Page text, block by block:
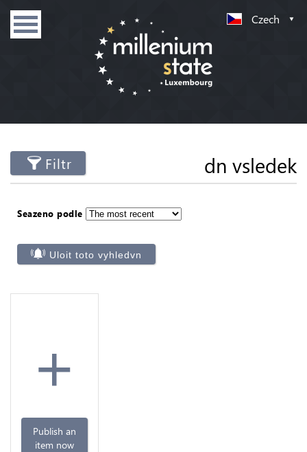
Czech
Filtr dn vsledek
Seazeno podle
Uloit toto vyhledvn
+
Publish an
item now